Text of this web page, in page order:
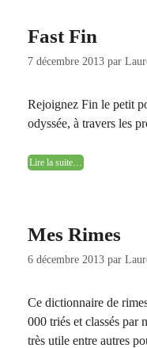
Fast Fin
7 décembre 2013 par
Rejoignez Fin le petit
odyssée, à travers les
Lire la suite…
Mes Rimes
6 décembre 2013 par
Ce dictionnaire de
000 triés et classés par
très utile entre autres